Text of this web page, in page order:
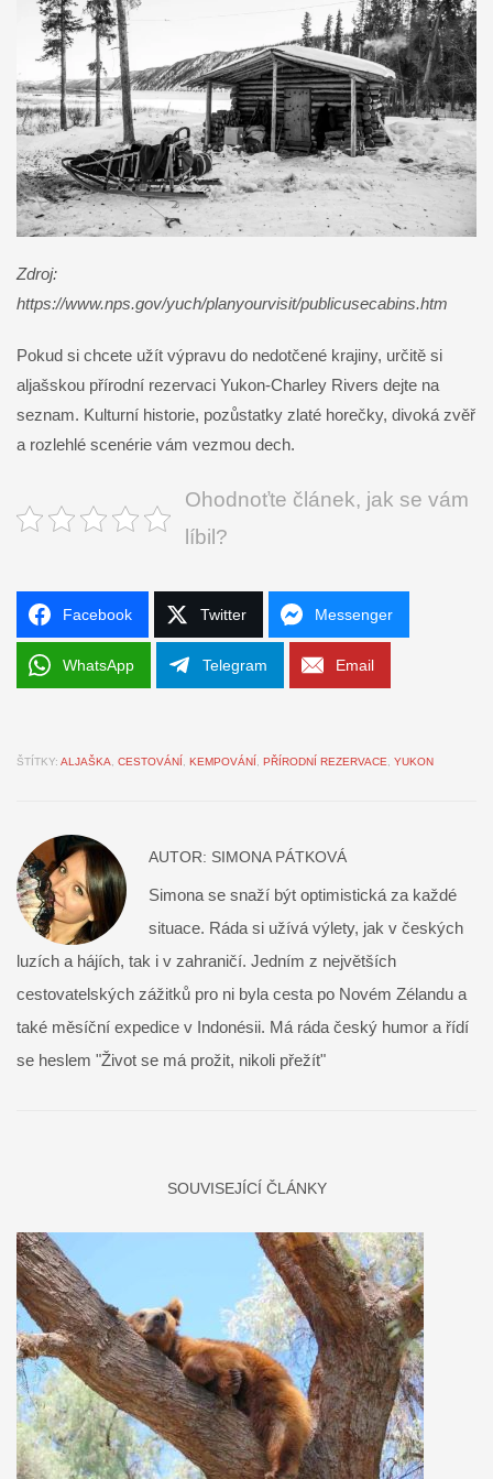
Zdroj:
https://www.nps.gov/yuch/planyourvisit/publicusecabins.htm
Pokud si chcete užít výpravu do nedotčené krajiny, určitě si
aljašskou přírodní rezervaci Yukon-Charley Rivers dejte na
seznam. Kulturní historie, pozůstatky zlaté horečky, divoká zvěř
a rozlehlé scenérie vám vezmou dech.
Ohodnoťte článek, jak se vám
líbil?
Facebook Twitter Messenger
WhatsApp Telegram Email
ŠTÍTKY: ALJAŠKA, CESTOVÁNÍ , KEMPOVÁNÍ , PŘÍRODNÍ REZERVACE, YUKON
AUTOR: SIMONA PÁTKOVÁ
Simona se snaží být optimistická za každé
situace. Ráda si užívá výlety, jak v českých
luzích a hájích, tak i v zahraničí. Jedním z největších
cestovatelských zážitků pro ni byla cesta po Novém Zélandu a
také měsíční expedice v Indonésii. Má ráda český humor a řídí
se heslem "Život se má prožit, nikoli přežít"
SOUVISEJÍCÍ ČLÁNKY